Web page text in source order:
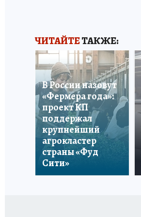
ЧИТАЙТЕТАКЖЕ:
В России назовут
«Фермера года»:
проект КП
поддержал
крупнейший
агрокластер
страны «Фуд
Сити»